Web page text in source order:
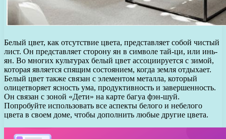
Белый цвет, как отсутствие цвета, представляет собой чистый
лист. Он представляет сторону ян в символе тай-ци, или инь-
ян. Во многих культурах белый цвет ассоциируется с зимой,
которая является спящим состоянием, когда земля отдыхает.
Белый цвет также связан с элементом металла, который
олицетворяет ясность ума, продуктивность и завершенность.
Он связан с зоной «Дети» на карте багуа фэн-шуй.
Попробуйте использовать все аспекты белого и небелого
цвета в своем доме, чтобы дополнить любые другие цвета.